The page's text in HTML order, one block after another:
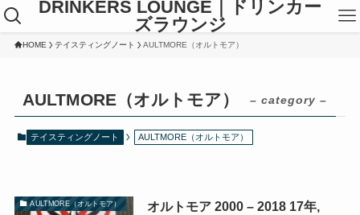
DRINKERS LOUNGE｜ドリンカー
ズラウンジ
HOME テイスティングノート AULTMORE（オルトモア）
AULTMORE（オルトモア） – category –
テイスティングノート AULTMORE（オルトモア）
AULTMORE（オルトモア）
オルトモア 2000 – 2018 17年,